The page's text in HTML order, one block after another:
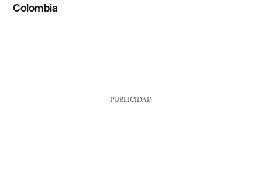
Colombia
PUBLICIDAD